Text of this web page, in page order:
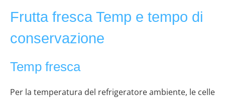
Frutta fresca Temp e tempo di
conservazione
Temp fresca
Per la temperatura del refrigeratore ambiente, le celle